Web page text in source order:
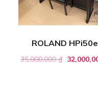
ROLAND HPi50e
35,000,000₫